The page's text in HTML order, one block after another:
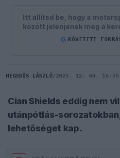
Itt állítsd be, hogy a
között jelenjenek meg a
G KÖVETETT
HEGEDŰS LÁSZLÓ/ 2025. 12. 04. 16:55
Cian Shields eddig nem
utánpótlás-
lehetőséget kap.